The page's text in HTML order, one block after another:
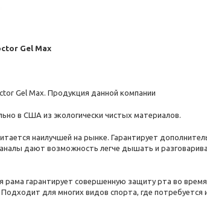
Gel Max
Gel Max. Продукция данной компании
в США из экологически чистых материалов.
наилучшей на рынке. Гарантирует
дают возможность легче дышать и
рама гарантирует совершенную защиту рта во
для многих видов спорта, где